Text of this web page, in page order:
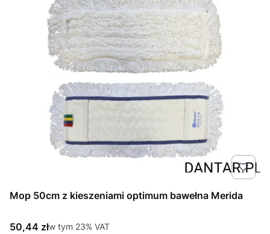
Mop 50cm z kieszeniami optimum bawełna Merida
Cena brutto
50,44 złw tym %s VAT
w tym 23% VAT